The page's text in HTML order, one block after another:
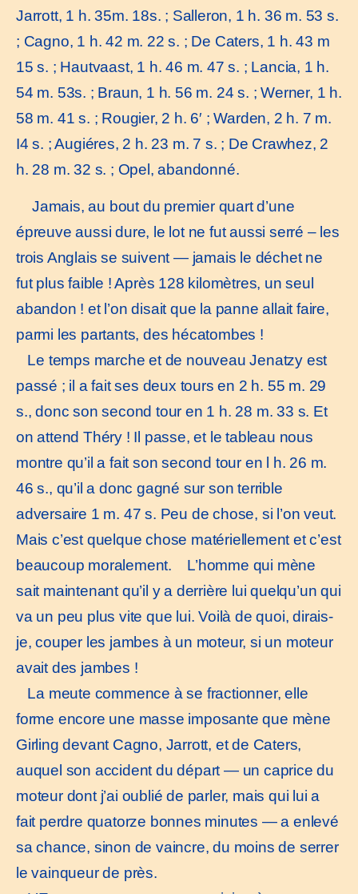
Jarrott, 1 h. 35m. 18s. ; Salleron, 1 h. 36 m. 53 s.
; Cagno, 1 h. 42 m. 22 s. ; De Caters, 1 h. 43 m
15 s. ; Hautvaast, 1 h. 46 m. 47 s. ; Lancia, 1 h.
54 m. 53s. ; Braun, 1 h. 56 m. 24 s. ; Werner, 1 h.
58 m. 41 s. ; Rougier, 2 h. 6′ ; Warden, 2 h. 7 m.
I4 s. ; Augiéres, 2 h. 23 m. 7 s. ; De Crawhez, 2
h. 28 m. 32 s. ; Opel, abandonné.
Jamais, au bout du premier quart d’une
épreuve aussi dure, le lot ne fut aussi serré – les
trois Anglais se suivent — jamais le déchet ne
fut plus faible ! Après 128 kilomètres, un seul
abandon ! et l’on disait que la panne allait faire,
parmi les partants, des hécatombes !
Le temps marche et de nouveau Jenatzy est
passé ; il a fait ses deux tours en 2 h. 55 m. 29
s., donc son second tour en 1 h. 28 m. 33 s. Et
on attend Théry ! Il passe, et le tableau nous
montre qu’il a fait son second tour en l h. 26 m.
46 s., qu’il a donc gagné sur son terrible
adversaire 1 m. 47 s. Peu de chose, si l’on veut.
Mais c’est quelque chose matériellement et c’est
beaucoup moralement. L’homme qui mène
sait maintenant qu’il y a derrière lui quelqu’un qui
va un peu plus vite que lui. Voilà de quoi, dirais-
je, couper les jambes à un moteur, si un moteur
avait des jambes !
La meute commence à se fractionner, elle
forme encore une masse imposante que mène
Girling devant Cagno, Jarrott, et de Caters,
auquel son accident du départ — un caprice du
moteur dont j’ai oublié de parler, mais qui lui a
fait perdre quatorze bonnes minutes — a enlevé
sa chance, sinon de vaincre, du moins de serrer
le vainqueur de près.